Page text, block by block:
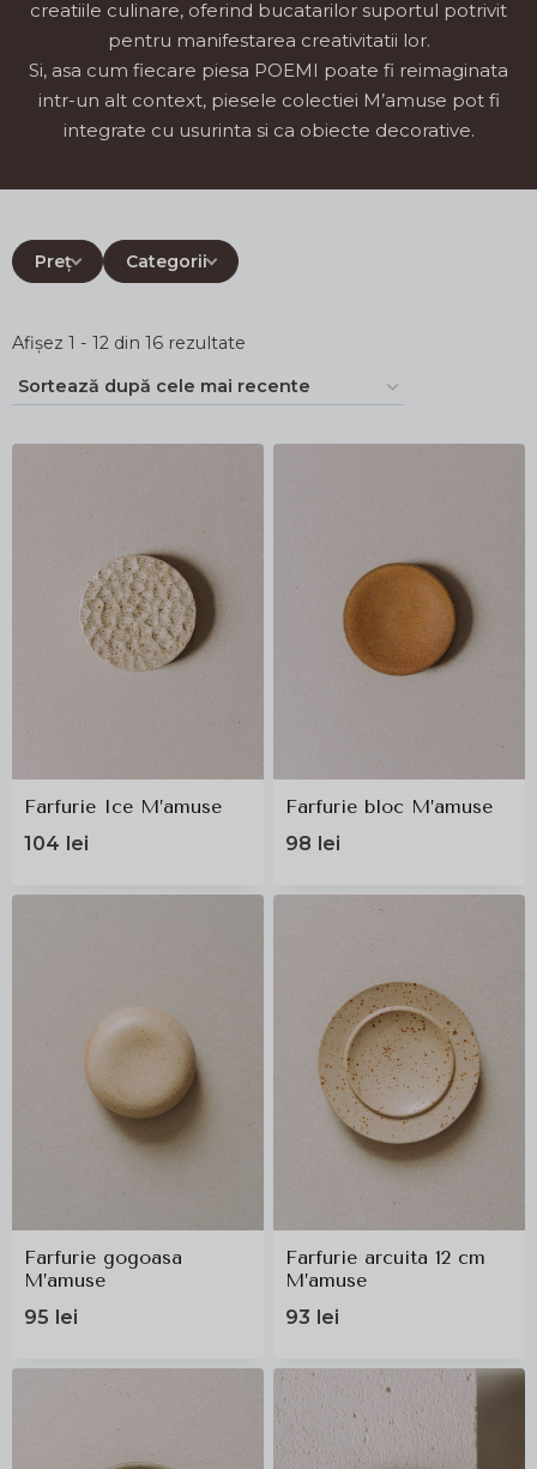
creatiile culinare, oferind bucatarilor suportul potrivit
pentru manifestarea creativitatii lor.
Si, asa cum fiecare piesa POEMI poate fi reimaginata
intr-un alt context, piesele colectiei M’amuse pot fi
integrate cu usurinta si ca obiecte decorative.
Preț Categorii
Afișez 1 - 12 din 16 rezultate
după
mai
Farfurie Ice M’amuse
104 lei
Farfurie bloc M’amuse
98 lei
Farfurie gogoasa
M’amuse
95 lei
Farfurie arcuita 12 cm
M’amuse
93 lei